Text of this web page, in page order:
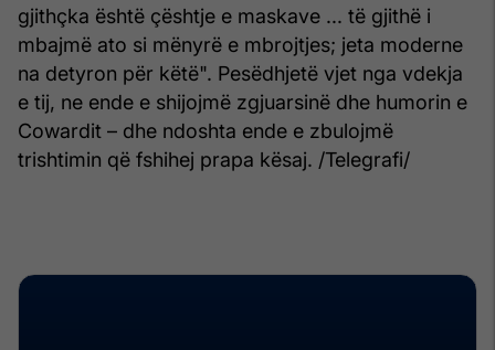
gjithçka është çështje e maskave ... të gjithë i
mbajmë ato si mënyrë e mbrojtjes; jeta moderne
na detyron për këtë". Pesëdhjetë vjet nga vdekja
e tij, ne ende e shijojmë zgjuarsinë dhe humorin e
Cowardit – dhe ndoshta ende e zbulojmë
trishtimin që fshihej prapa kësaj. /Telegrafi/